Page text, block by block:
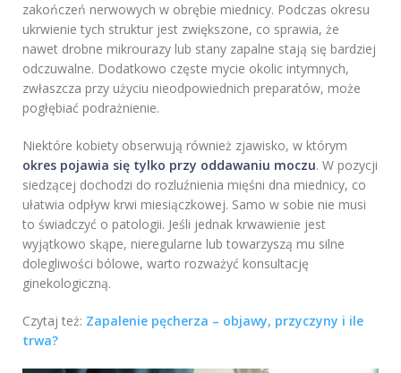
zakończeń nerwowych w obrębie miednicy. Podczas okresu
ukrwienie tych struktur jest zwiększone, co sprawia, że
nawet drobne mikrourazy lub stany zapalne stają się bardziej
odczuwalne. Dodatkowo częste mycie okolic intymnych,
zwłaszcza przy użyciu nieodpowiednich preparatów, może
pogłębiać podrażnienie.
Niektóre kobiety obserwują również zjawisko, w którym
okres pojawia się tylko przy oddawaniu moczu. W pozycji
siedzącej dochodzi do rozluźnienia mięśni dna miednicy, co
ułatwia odpływ krwi miesiączkowej. Samo w sobie nie musi
to świadczyć o patologii. Jeśli jednak krwawienie jest
wyjątkowo skąpe, nieregularne lub towarzyszą mu silne
dolegliwości bólowe, warto rozważyć konsultację
ginekologiczną.
Czytaj też: Zapalenie pęcherza – objawy, przyczyny i ile
trwa?